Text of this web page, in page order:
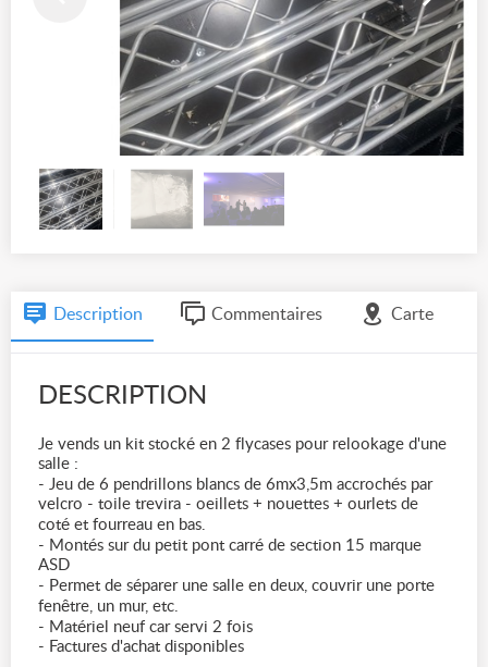
Description Commentaires Carte
DESCRIPTION
Je vends un kit stocké en 2 flycases pour relookage d'une
salle :
- Jeu de 6 pendrillons blancs de 6mx3,5m accrochés par
velcro - toile trevira - oeillets + nouettes + ourlets de
coté et fourreau en bas.
- Montés sur du petit pont carré de section 15 marque
ASD
- Permet de séparer une salle en deux, couvrir une porte
fenêtre, un mur, etc.
- Matériel neuf car servi 2 fois
- Factures d'achat disponibles